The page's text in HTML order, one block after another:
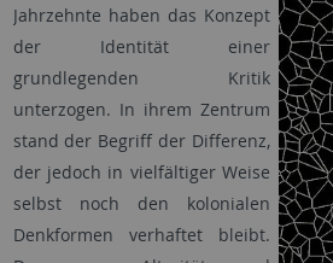
Jahrzehnte haben das Konzept
der Identität einer
grundlegenden Kritik
unterzogen. In ihrem Zentrum
stand der Begriff der Differenz,
der jedoch in vielfältiger Weise
selbst noch den kolonialen
Denkformen verhaftet bleibt.